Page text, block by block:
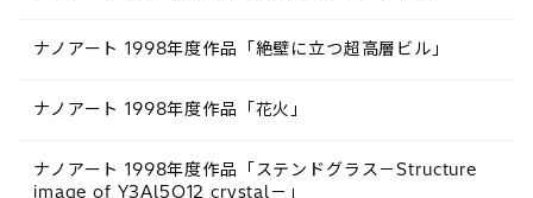
ナノアート 1998年度作品「絶壁に立つ超高層ビル」
ナノアート 1998年度作品「花火」
ナノアート 1998年度作品「ステンドグラス－Structure
image of Y3Al5O12 crystal－」